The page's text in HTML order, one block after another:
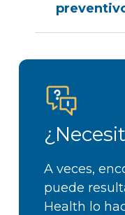
A veces,
puede
Health lo